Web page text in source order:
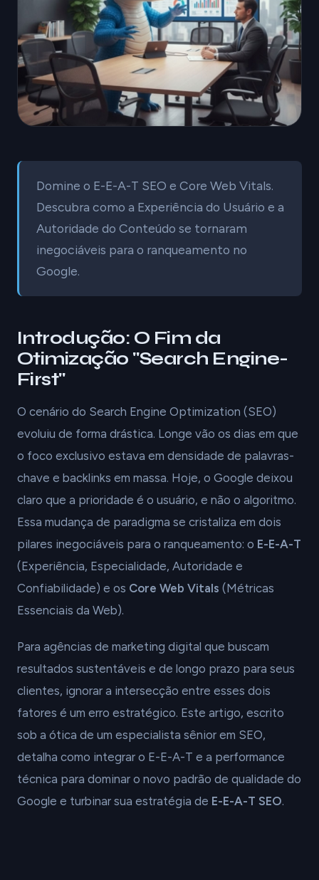
Domine o E-E-A-T SEO e Core Web Vitals.
Descubra como a Experiência do Usuário e a
Autoridade do Conteúdo se tornaram
inegociáveis para o ranqueamento no
Google.
Introdução: O Fim da
Otimização "Search Engine-
First"
O cenário do Search Engine Optimization (SEO)
evoluiu de forma drástica. Longe vão os dias em que
o foco exclusivo estava em densidade de palavras-
chave e backlinks em massa. Hoje, o Google deixou
claro que a prioridade é o usuário, e não o algoritmo.
Essa mudança de paradigma se cristaliza em dois
pilares inegociáveis para o ranqueamento: o E-E-A-T
(Experiência, Especialidade, Autoridade e
Confiabilidade) e os Core Web Vitals (Métricas
Essenciais da Web).
Para agências de marketing digital que buscam
resultados sustentáveis e de longo prazo para seus
clientes, ignorar a intersecção entre esses dois
fatores é um erro estratégico. Este artigo, escrito
sob a ótica de um especialista sênior em SEO,
detalha como integrar o E-E-A-T e a performance
técnica para dominar o novo padrão de qualidade do
Google e turbinar sua estratégia de E-E-A-T SEO.